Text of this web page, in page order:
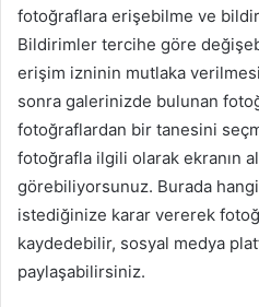
fotoğraflara erişebilme ve
Bildirimler tercihe göre
erişim izninin mutlaka
sonra galerinizde bulunan
fotoğraflardan bir tanesini
fotoğrafla ilgili olarak ekranın
görebiliyorsunuz. Burada
istediğinize karar vererek
kaydedebilir, sosyal medya
paylaşabilirsiniz.